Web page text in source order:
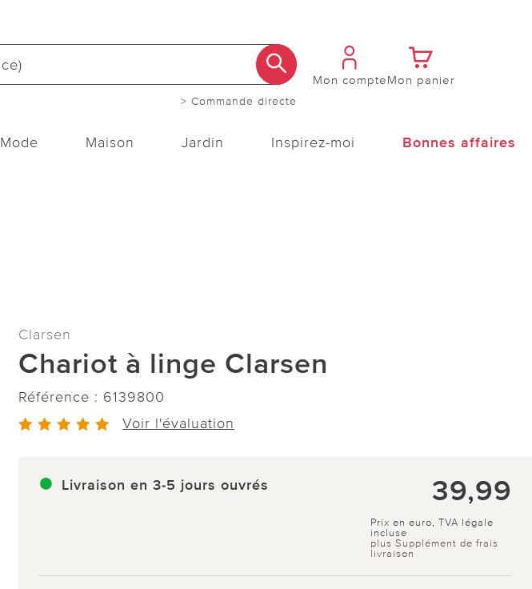
> Commande directe
Mon compteMon panier
Mode Maison Jardin Inspirez-moi Bonnes affaires
Clarsen
Chariot à linge Clarsen
Référence : 6139800
Voir l'évaluation
Livraison en 3-5 jours ouvrés 39,99
Prix en euro, TVA légale
incluse
plus Supplément de frais
livraison